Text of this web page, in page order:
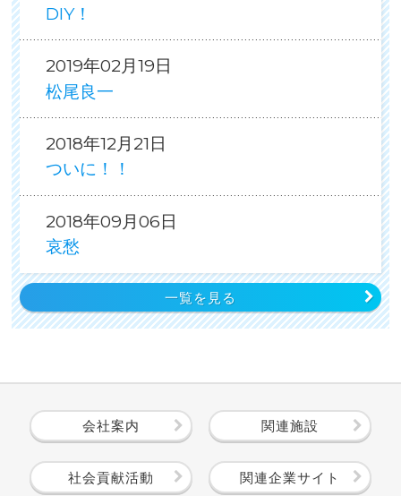
DIY！
2019年02月19日
松尾良一
2018年12月21日
ついに！！
2018年09月06日
哀愁
一覧を見る
会社案内 関連施設
社会貢献活動 関連企業サイト